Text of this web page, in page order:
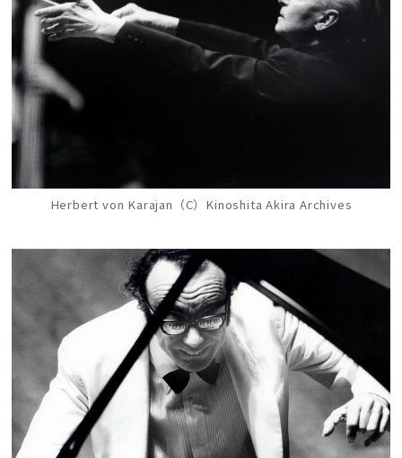
Herbert von Karajan（C）Kinoshita Akira Archives